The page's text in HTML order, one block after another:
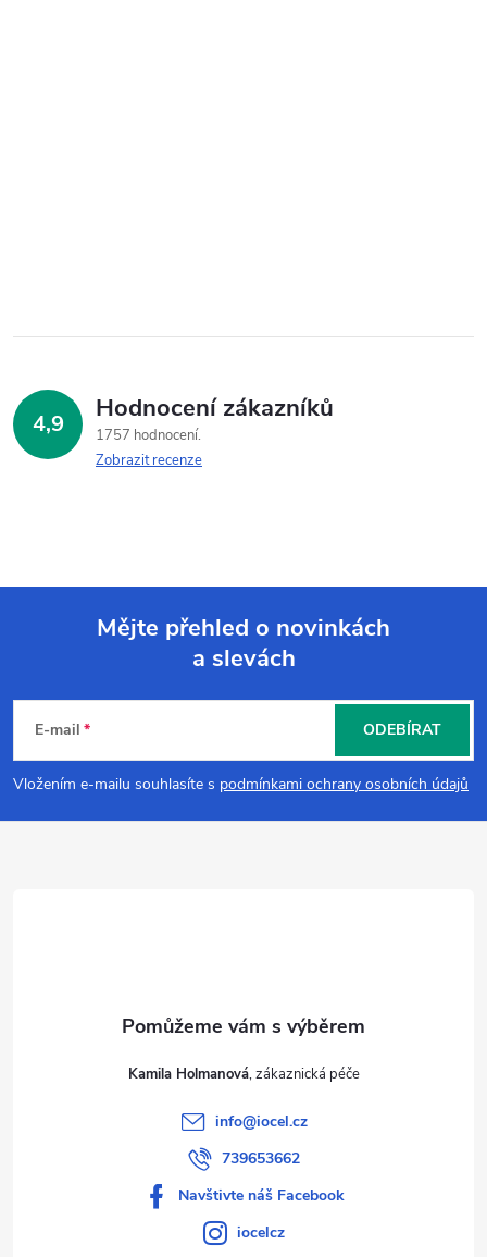
4,9 Hodnocení zákazníků
1757 hodnocení
Zobrazit recenze
p
a
Mějte přehled o novinkách
a slevách
E-mail
Vložením e-mailu souhlasíte s podmínkami ochrany osobních údajů
ODEBÍRAT
Kamila Holmanová
info@iocel.cz
739653662
Navštivte náš Facebook
iocelcz